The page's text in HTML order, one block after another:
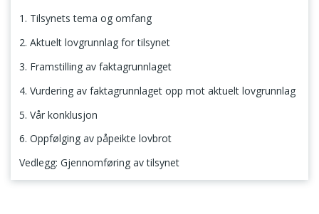
1. Tilsynets tema og omfang
2. Aktuelt lovgrunnlag for tilsynet
3. Framstilling av faktagrunnlaget
4. Vurdering av faktagrunnlaget opp mot aktuelt lovgrunnlag
5. Vår konklusjon
6. Oppfølging av påpeikte lovbrot
Vedlegg: Gjennomføring av tilsynet